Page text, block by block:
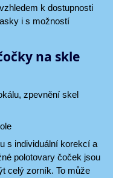
k dostupnosti
i s možností
na skle
zpevnění skel
s individuální korekcí a
polotovary čoček jsou
celý zorník. To může